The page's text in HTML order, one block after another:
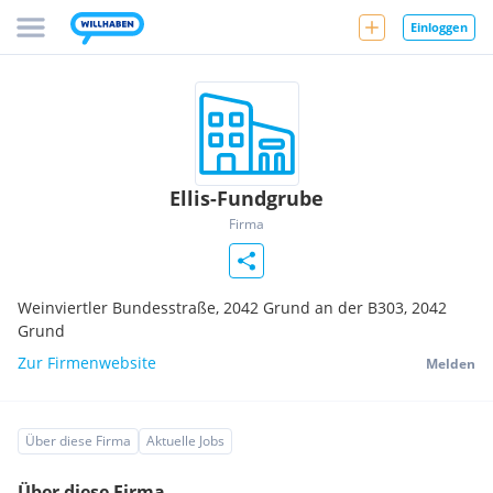
Einloggen
Ellis-Fundgrube
Firma
Weinviertler Bundesstraße, 2042 Grund an der B303, 2042
Grund
Zur Firmenwebsite
Melden
Über diese Firma Aktuelle Jobs